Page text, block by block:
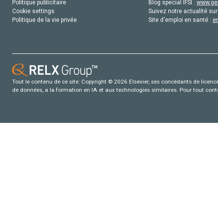
Politique publicitaire
Cookie settings
Politique de la vie privée
Blog special IFSI :
Suivez notre actualité
Site d'emploi en santé :
Tout le contenu de ce site: Copyright © 2026 Elsevier, ses concédants de
de données, a la formation en IA et aux technologies similaires. Pour tout